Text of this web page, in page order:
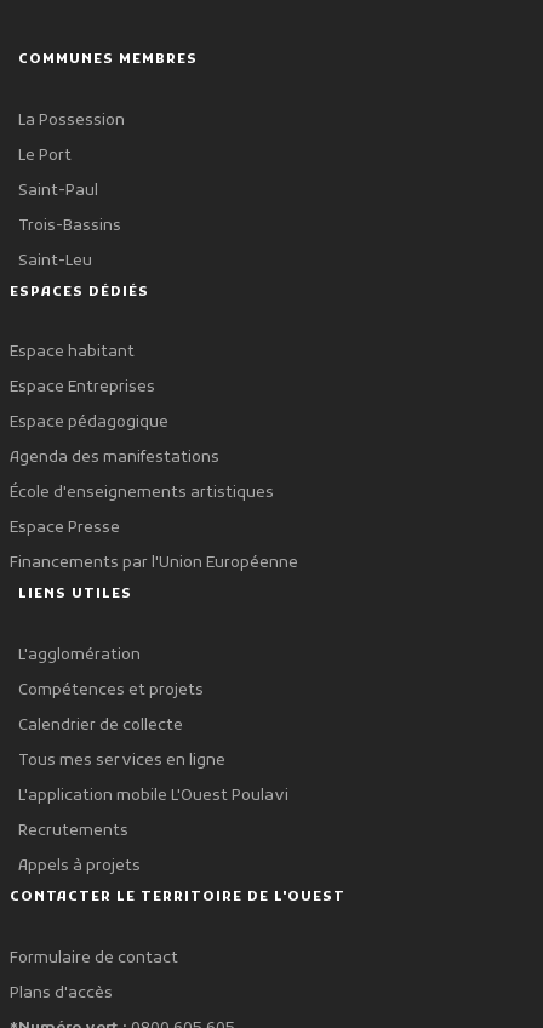
COMMUNES MEMBRES
La Possession
Le Port
Saint-Paul
Trois-Bassins
Saint-Leu
ESPACES DÉDIÉS
Espace habitant
Espace Entreprises
Espace pédagogique
Agenda des manifestations
École d'enseignements artistiques
Espace Presse
Financements par l'Union Européenne
LIENS UTILES
L'agglomération
Compétences et projets
Calendrier de collecte
Tous mes services en ligne
L'application mobile L'Ouest Poulavi
Recrutements
Appels à projets
CONTACTER LE TERRITOIRE DE L'OUEST
Formulaire de contact
Plans d'accès